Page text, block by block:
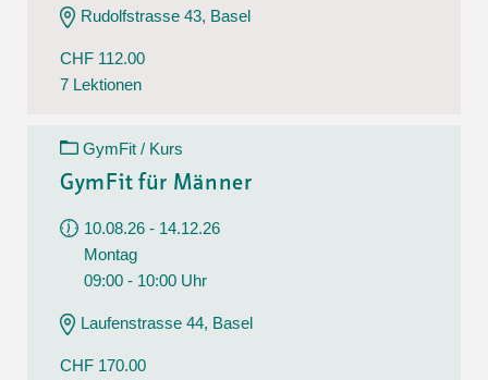
Rudolfstrasse 43, Basel
CHF 112.00
7 Lektionen
GymFit / Kurs
GymFit für Männer
10.08.26 - 14.12.26
Montag
09:00 - 10:00 Uhr
Laufenstrasse 44, Basel
CHF 170.00